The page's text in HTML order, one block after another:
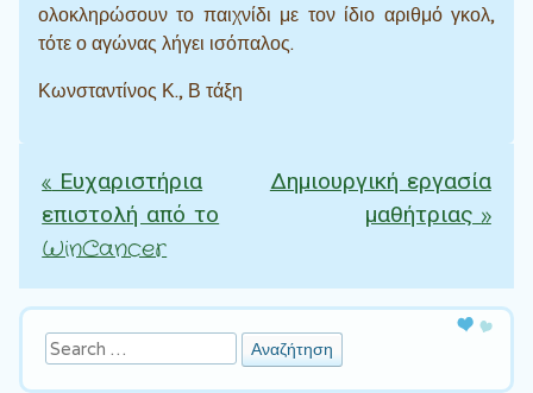
ολοκληρώσουν το παιχνίδι με τον ίδιο αριθμό γκολ,
τότε ο αγώνας λήγει ισόπαλος.
Κωνσταντίνος Κ., Β τάξη
Πλοήγηση άρθρων
«Ευχαριστήρια
επιστολή από το
WinCancer
Δημιουργική εργασία
μαθήτριας»
Αναζήτηση